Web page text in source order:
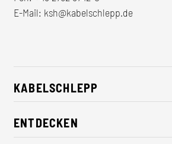
E-Mail: ksh@kabelschlepp.de
KABELSCHLEPP
Über uns
Karriere
ENTDECKEN